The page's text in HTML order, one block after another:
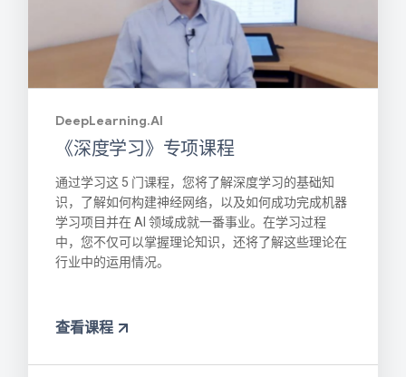
DeepLearning.AI
《深度学习》专项课程
通过学习这 5 门课程，您将了解深度学习的基础知
识，了解如何构建神经网络，以及如何成功完成机器
学习项目并在 AI 领域成就一番事业。在学习过程
中，您不仅可以掌握理论知识，还将了解这些理论在
行业中的运用情况。
查看课程